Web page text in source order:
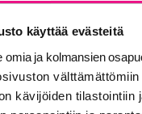
käyttää evästeitä
omia ja kolmansien
kävijöiden tilastointiin
Ville ”Viki”
11.1.2016 kello 6.00.
”Radio NRJ:llä on
pestistäni NRJ:n